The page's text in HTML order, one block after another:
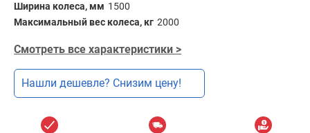
Ширина колеса, мм 1500
Максимальный вес колеса, кг 2000
Смотреть все характеристики >
Нашли дешевле? Снизим цену!